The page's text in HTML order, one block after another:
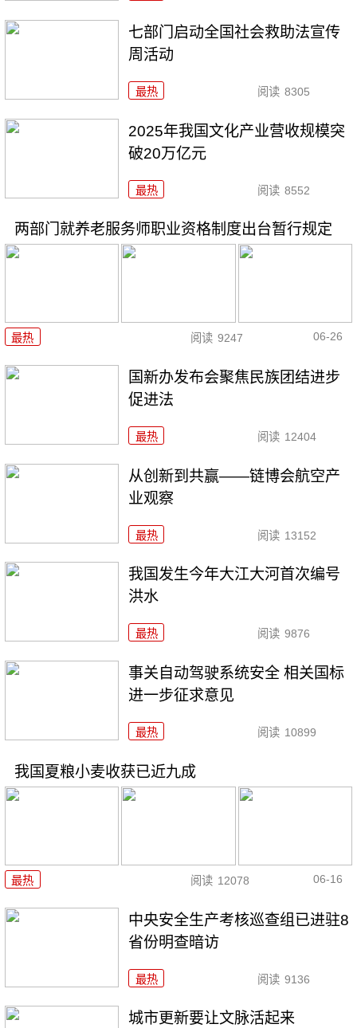
七部门启动全国社会救助法宣传
周活动
最热 阅读 8305
2025年我国文化产业营收规模突
破20万亿元
最热 阅读 8552
两部门就养老服务师职业资格制度出台暂行规定
最热 阅读 9247 06-26
国新办发布会聚焦民族团结进步
促进法
最热 阅读 12404
从创新到共赢——链博会航空产
业观察
最热 阅读 13152
我国发生今年大江大河首次编号
洪水
最热 阅读 9876
事关自动驾驶系统安全 相关国标
进一步征求意见
最热 阅读 10899
我国夏粮小麦收获已近九成
最热 阅读 12078 06-16
中央安全生产考核巡查组已进驻8
省份明查暗访
最热 阅读 9136
城市更新要让文脉活起来